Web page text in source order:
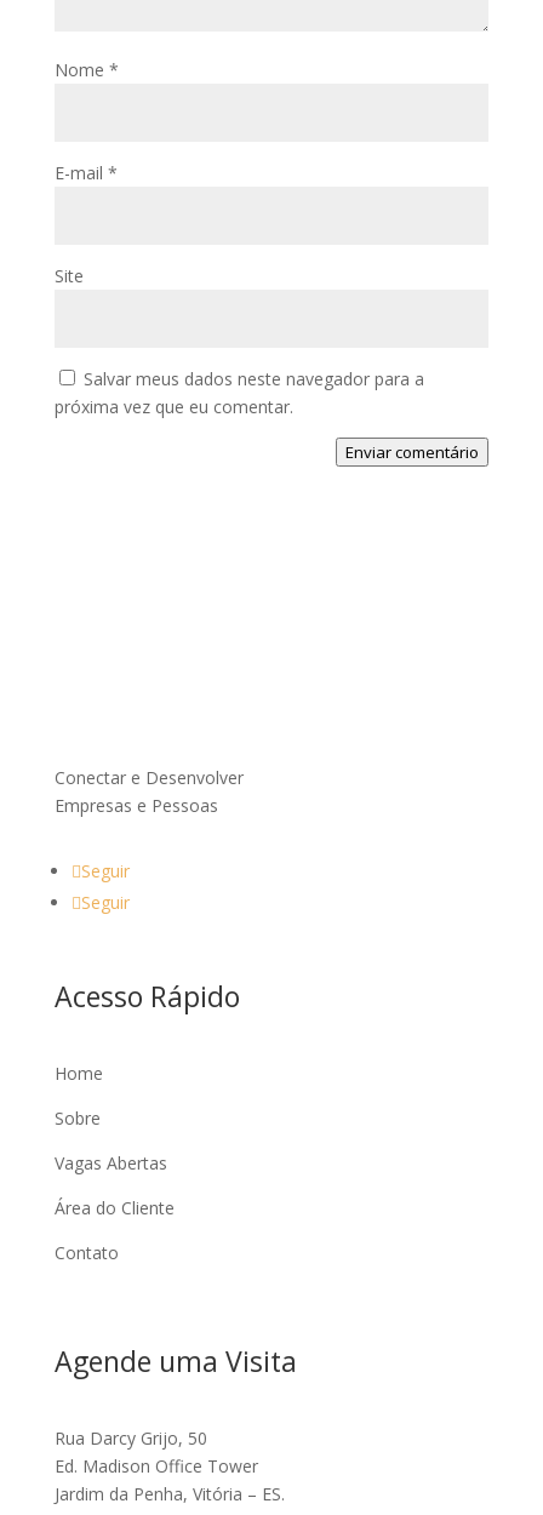
Nome *
E-mail *
Site
Salvar meus dados neste navegador para a
próxima vez que eu comentar.
Enviar comentário
Conectar e Desenvolver
Empresas e Pessoas
Seguir
Seguir
Acesso Rápido
Home
Sobre
Vagas Abertas
Área do Cliente
Contato
Agende uma Visita
Rua Darcy Grijo, 50
Ed. Madison Office Tower
Jardim da Penha, Vitória – ES.